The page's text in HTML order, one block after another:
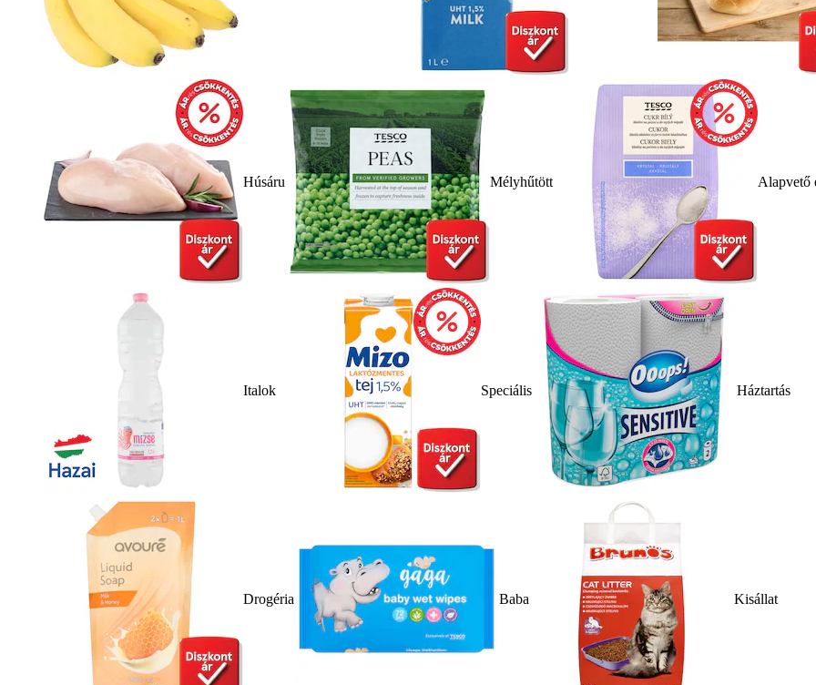
Húsáru Mélyhűtött Alapvető
Italok Speciális Háztartás
Drogéria Baba Kisállat